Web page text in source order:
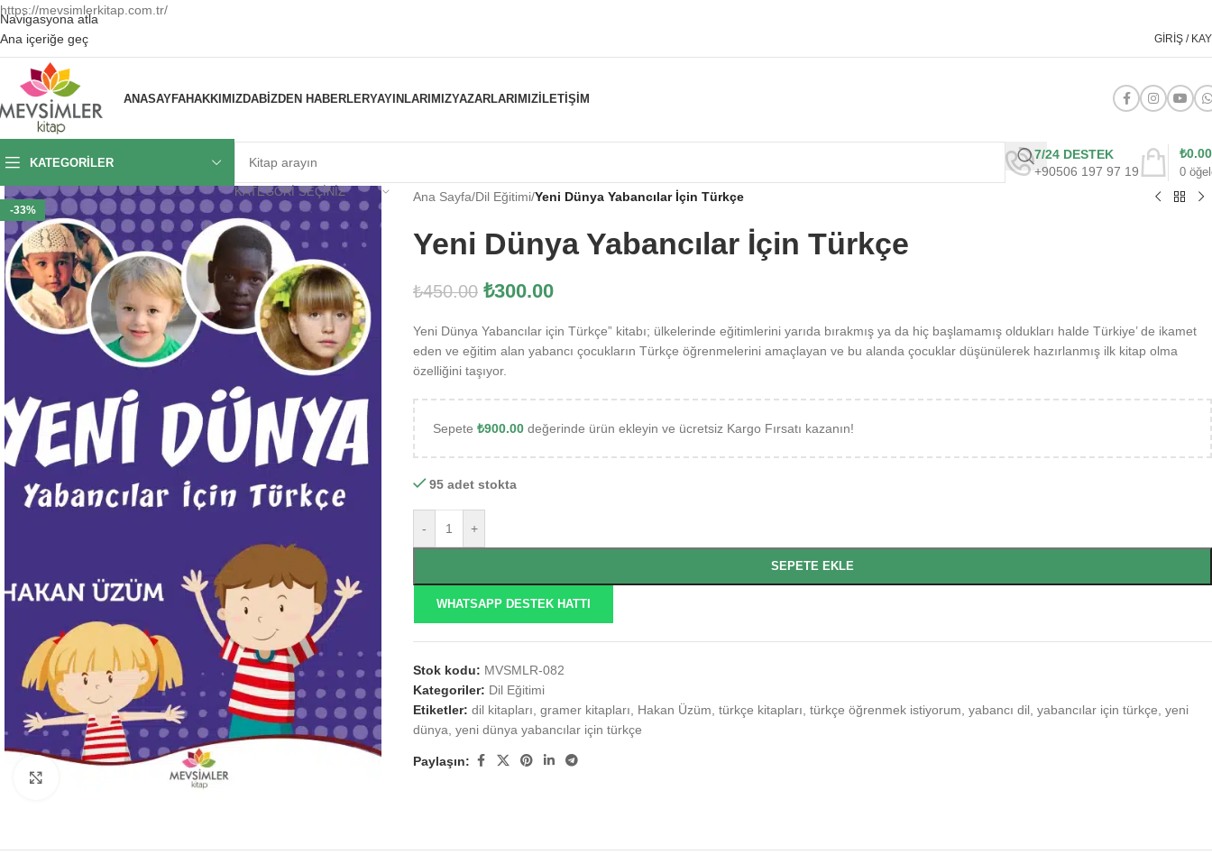
https://mevsimlerkitap.com.tr/
Navigasyona atla
Ana içeriğe geç
GIRIŞ /
ANASAYFAHAKKIMIZDABIZDEN HABERLERYAYINLARIMIZYAZARLARIMIZİLETIŞIM
KATEGORILER
KATEGORI SEÇINIZ
7/24 DESTEK
+90506 197 97 19
0
₺0.00
-33%
Büyütmek için tıklayın
Ana Sayfa/Dil Eğitimi/Yeni Dünya Yabancılar İçin Türkçe
Yeni Dünya Yabancılar İçin Türkçe
₺450.00 ₺300.00
Yeni Dünya Yabancılar için Türkçe” kitabı; ülkelerinde eğitimlerini yarıda bırakmış ya da hiç başlamamış oldukları halde Türkiye’ de ikamet
eden ve eğitim alan yabancı çocukların Türkçe öğrenmelerini amaçlayan ve bu alanda çocuklar düşünülerek hazırlanmış ilk kitap olma
özelliğini taşıyor.
Sepete ₺900.00 değerinde ürün ekleyin ve ücretsiz Kargo Fırsatı kazanın!
95 adet stokta
- +
SEPETE EKLE
WHATSAPP DESTEK HATTI
Stok kodu: MVSMLR-082
Kategoriler: Dil Eğitimi
Etiketler: dil kitapları gramer kitapları Hakan Üzüm türkçe kitapları türkçe öğrenmek istiyorum yabancı dil yabancılar için türkçe yeni
dünya yeni dünya yabancılar için türkçe
Paylaşın: